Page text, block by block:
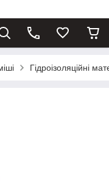
Гідроізоляційні